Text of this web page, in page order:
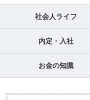
社会人ライフ
内定・入社
お金の知識